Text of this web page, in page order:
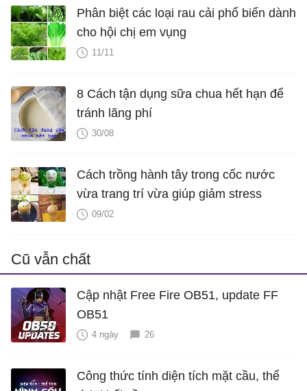
Phân biệt các loại rau cải phổ biến dành
cho hội chị em vụng
11/11
8 Cách tận dụng sữa chua hết hạn để
tránh lãng phí
30/08
Cách trồng hành tây trong cốc nước
vừa trang trí vừa giúp giảm stress
09/02
Cũ vẫn chất
Cập nhật Free Fire OB51, update FF
OB51
4 ngày 26
Công thức tính diện tích mặt cầu, thể